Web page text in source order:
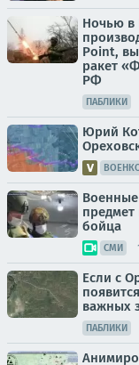
Ночью в
Point,
ракет
РФ
ПАБЛИКИ
Юрий
предмет
бойца
СМИ
Если с
важных
ПАБЛИКИ